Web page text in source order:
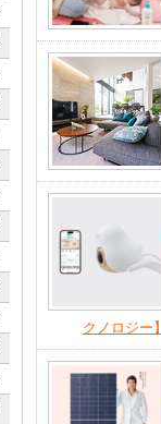
クノロジー】